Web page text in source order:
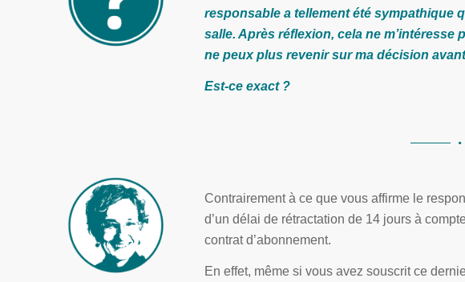
responsable a tellement été sympathique
salle. Après réflexion, cela ne
ne peux plus revenir sur ma décision
Est-ce exact ?
Contrairement à ce que vous affirme le
d’un délai de rétractation de 14 jours à
contrat d’abonnement.
En effet, même si vous avez souscrit ce